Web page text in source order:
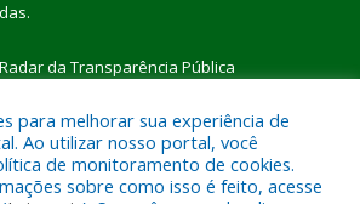
Radar da Transparência Pública
a Prefeitura Municipal de Pau
para melhorar sua experiência de
Ao utilizar nosso portal, você
de monitoramento de cookies.
sobre como isso é feito, acesse